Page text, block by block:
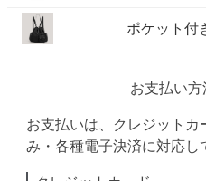
ポケット付
お支払い方
お支払いは、クレジットカ
み・各種電子決済に対応し